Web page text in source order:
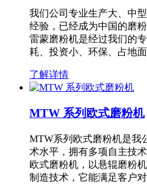
我们公司专业生产大、中
经验，已经成为中国的磨
雷蒙磨粉机是经过我们的
耗、投资小、环保、占地
了解详情
MTW 系列欧式磨粉机
MTW系列欧式磨粉机是我
术水平，拥有多项自主技
欧式磨粉机，以悬辊磨粉
制造技术，它能满足客户